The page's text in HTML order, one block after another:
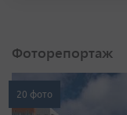
Фоторепортаж
20 фото